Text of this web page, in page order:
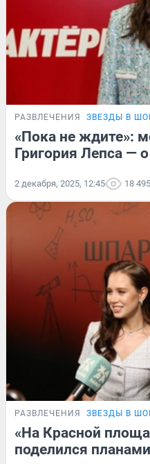
РАЗВЛЕЧЕНИЯ ЗВЕЗДЫ В
«Пока не ждите»:
Григория Лепса —
2 декабря, 2025, 12:45 18 495
РАЗВЛЕЧЕНИЯ ЗВЕЗДЫ В
«На Красной
поделился